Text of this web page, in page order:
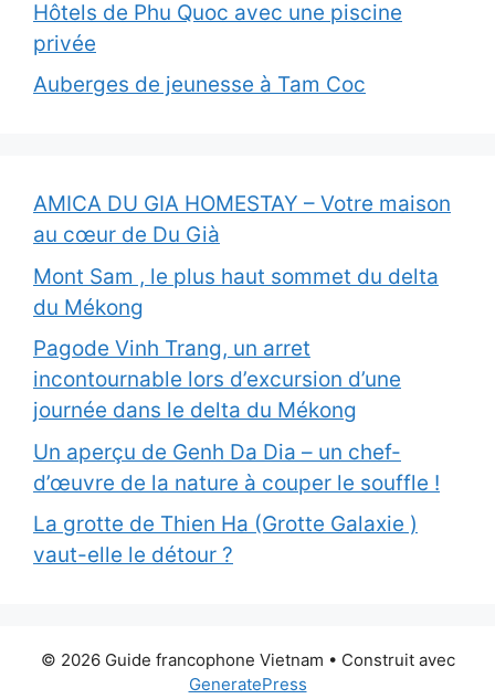
Hôtels de Phu Quoc avec une piscine
privée
Auberges de jeunesse à Tam Coc
AMICA DU GIA HOMESTAY – Votre maison
au cœur de Du Già
Mont Sam , le plus haut sommet du delta
du Mékong
Pagode Vinh Trang, un arret
incontournable lors d’excursion d’une
journée dans le delta du Mékong
Un aperçu de Genh Da Dia – un chef-
d’œuvre de la nature à couper le souffle !
La grotte de Thien Ha (Grotte Galaxie )
vaut-elle le détour ?
© 2026 Guide francophone Vietnam • Construit avec
GeneratePress